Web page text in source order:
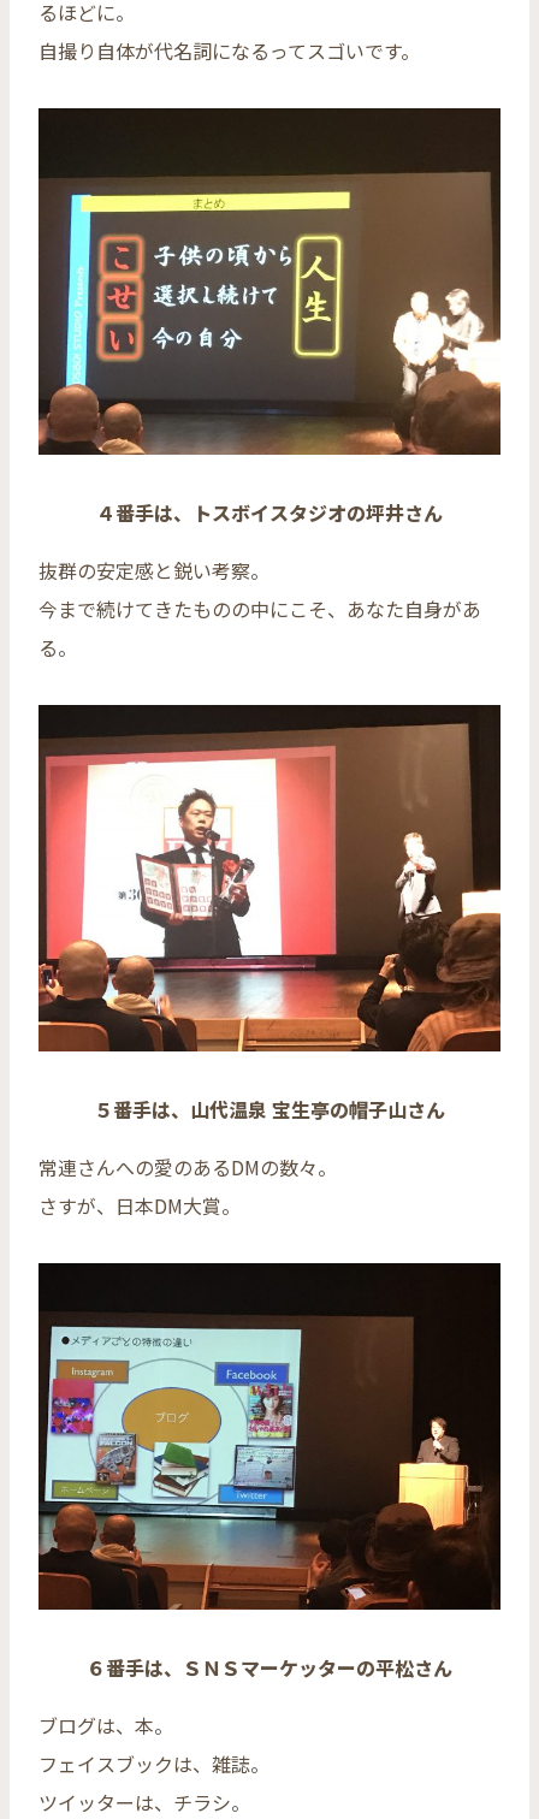
るほどに。
自撮り自体が代名詞になるってスゴいです。
４番手は、トスボイスタジオの坪井さん
抜群の安定感と鋭い考察。
今まで続けてきたものの中にこそ、あなた自身があ
る。
５番手は、山代温泉 宝生亭の帽子山さん
常連さんへの愛のあるDMの数々。
さすが、日本DM大賞。
６番手は、ＳＮＳマーケッターの平松さん
ブログは、本。
フェイスブックは、雑誌。
ツイッターは、チラシ。